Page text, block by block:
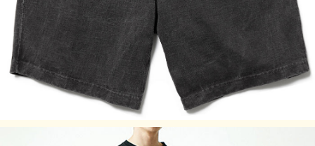
めご了承ください。また、独特のユーズド感のある表情、多
少のゆがみや擦れ、縫い目部分のしわ、生地の織り線等は製
品の特徴です。 不均一感やラフ感をお楽しみください。
製品染め商品は染色と洗いにより縮んだ状態で販売しており
ますので仕上がりの寸法には個体差があります。上記の寸法
値は目安としてご参考ください。採寸方法はサイズガイドペ
ージにてご確認ください。
※商品写真の色合いは、ご使用のデバイス並びにモニター設
定等により誤差が生じる場合がございます。